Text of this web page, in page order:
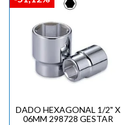
DADO HEXAGONAL 1/2" X
06MM 298728 GESTAR